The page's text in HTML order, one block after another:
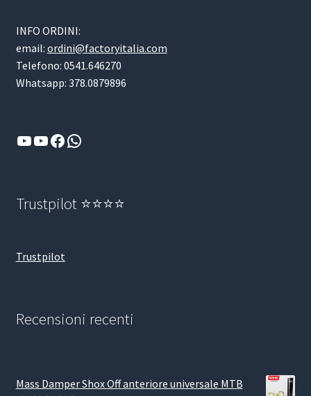
INFO ORDINI:
email: ordini@factoryitalia.com
Telefono: 0541.646270
Whatsapp: 378.0879896
YouTube
YouTube
Facebook
WhatsApp
Trustpilot ⭐⭐⭐⭐
Trustpilot
Recensioni recenti
Mass Damper Shox Off anteriore universale MTB